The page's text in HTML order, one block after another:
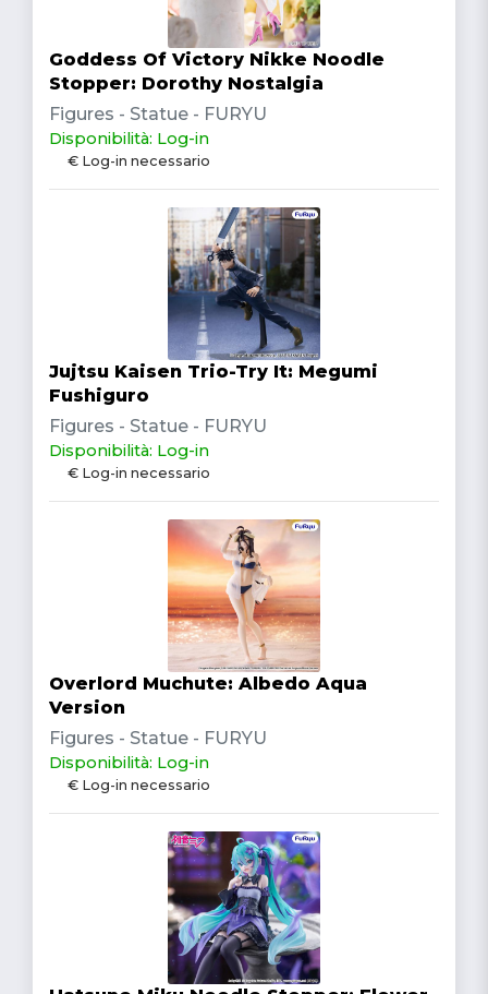
Goddess Of Victory Nikke Noodle
Stopper: Dorothy Nostalgia
Figures - Statue - FURYU
Disponibilità: Log-in
€ Log-in necessario
Jujtsu Kaisen Trio-Try It: Megumi
Fushiguro
Figures - Statue - FURYU
Disponibilità: Log-in
€ Log-in necessario
Overlord Muchute: Albedo Aqua
Version
Figures - Statue - FURYU
Disponibilità: Log-in
€ Log-in necessario